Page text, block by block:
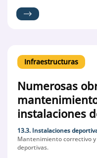
Infraestructuras
Numerosas
instalaciones
13.3. Instalaciones
Mantenimiento correctivo
deportivas.